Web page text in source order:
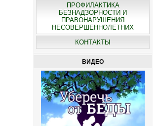
ПРОФИЛАКТИКА
БЕЗНАДЗОРНОСТИ И
ПРАВОНАРУШЕНИЯ
НЕСОВЕРШЕННОЛЕТНИХ
КОНТАКТЫ
ВИДЕО